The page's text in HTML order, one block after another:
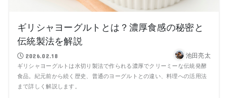
ギリシャヨーグルトとは？濃厚食感の秘密と
伝統製法を解説
2026.02.18 池田亮太
ギリシャヨーグルトは水切り製法で作られる濃厚でクリーミーな伝統発酵
食品。紀元前から続く歴史、普通のヨーグルトとの違い、料理への活用法
まで詳しく解説します。